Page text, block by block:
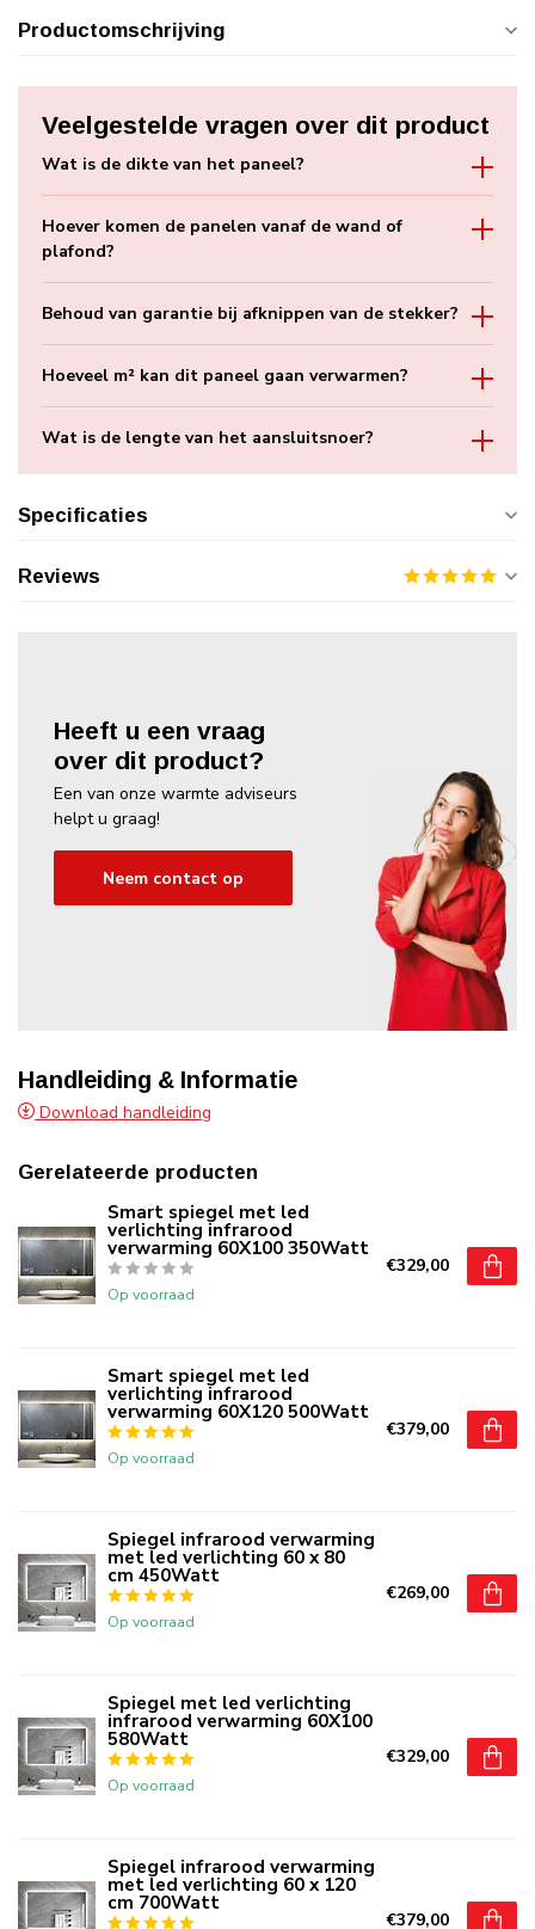
Productomschrijving
Veelgestelde vragen over dit product
Wat is de dikte van het paneel?
Hoever komen de panelen vanaf de wand of
plafond?
Behoud van garantie bij afknippen van de stekker?
Hoeveel m² kan dit paneel gaan verwarmen?
Wat is de lengte van het aansluitsnoer?
Specificaties
Reviews
Heeft u een vraag
over dit product?
Een van onze warmte adviseurs
helpt u graag!
Neem contact op
Handleiding & Informatie
Download handleiding
Gerelateerde producten
Smart spiegel met led
verlichting infrarood
verwarming 60X100 350Watt
Op voorraad
€329,00
Smart spiegel met led
verlichting infrarood
verwarming 60X120 500Watt
Op voorraad
€379,00
Spiegel infrarood verwarming
met led verlichting 60 x 80
cm 450Watt
Op voorraad
€269,00
Spiegel met led verlichting
infrarood verwarming 60X100
580Watt
Op voorraad
€329,00
Spiegel infrarood verwarming
met led verlichting 60 x 120
cm 700Watt
€379,00